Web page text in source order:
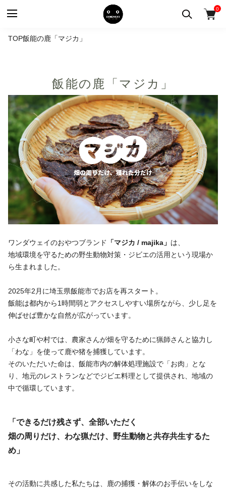
0
TOP飯能の鹿「マジカ」
飯能の鹿「マジカ」
ワンダウェイのおやつブランド 「マジカ / majika」 は、
地域環境を守るための野生動物対策・ジビエの活用という現場か
ら生まれました。
2025年2月に埼玉県飯能市でお店を再スタート。
飯能は都内から1時間弱とアクセスしやすい場所ながら、少し足を
伸ばせば豊かな自然が広がっています。
小さな町や村では、農家さんが畑を守るために猟師さんと協力し
「わな」を使って鹿や猪を捕獲しています。
そのいただいた命は、飯能市内の解体処理施設で「お肉」とな
り、地元のレストランなどでジビエ料理として提供され、地域の
中で循環しています。
「できるだけ残さず、全部いただく
畑の周りだけ、わな猟だけ、野生動物と共存共生するた
め」
その活動に共感した私たちは、鹿の捕獲・解体のお手伝いをしな